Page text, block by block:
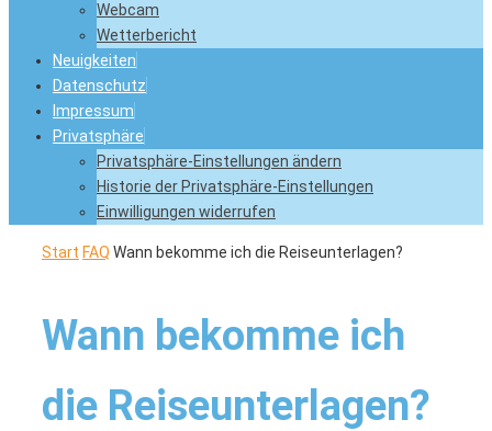
Webcam
Wetterbericht
Neuigkeiten
Datenschutz
Impressum
Privatsphäre
Privatsphäre-Einstellungen ändern
Historie der Privatsphäre-Einstellungen
Einwilligungen widerrufen
Start FAQ Wann bekomme ich die Reiseunterlagen?
Wann bekomme ich
die Reiseunterlagen?